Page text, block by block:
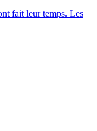
fait leur temps. Les